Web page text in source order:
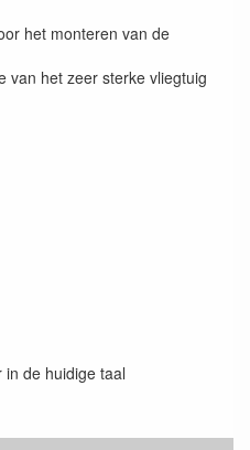
het monteren van de
van het zeer sterke vliegtuig
in de huidige taal